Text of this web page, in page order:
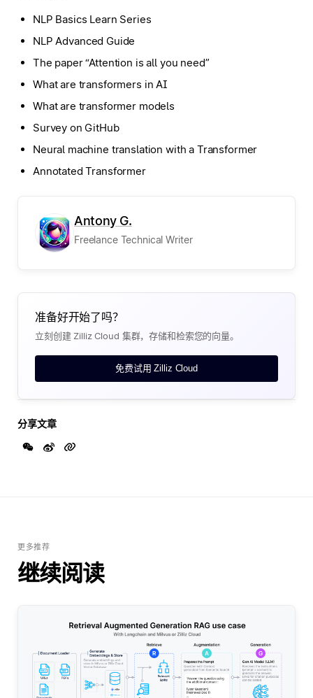
准备好开始了吗？
立刻创建 Zilliz Cloud 集群，存储和检索您的向量。
免费试用 Zilliz Cloud
分享文章
NLP Basics Learn Series
NLP Advanced Guide
The paper “Attention is all you need”
What are transformers in AI
What are transformer models
Survey on GitHub
Neural machine translation with a Transformer
Annotated Transformer
Antony G.
Freelance Technical Writer
更多推荐
继续阅读